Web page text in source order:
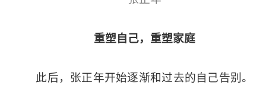
重塑自己，重塑家庭
此后，张正年开始逐渐和过去的自己告别。